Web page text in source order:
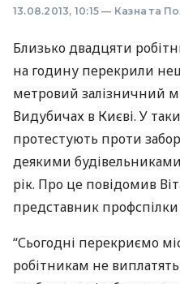
13.08.2013, 10:15 — Казна та
Близько двадцяти
на годину перекрили
метровий залізничний
Видубичах в Києві. У
протестують проти
деякими
рік. Про це повідомив
представник профспілки
“Сьогодні перекриємо
робітникам не